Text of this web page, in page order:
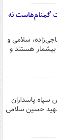
گمنام‌هاست نه
سلامی و
هستند و
سپاه پاسداران
شهید حسین سلامی